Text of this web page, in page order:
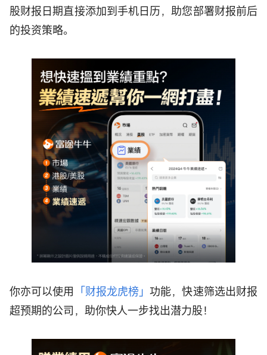
股财报日期直接添加到手机日历，助您部署财报前后
的投资策略。
你亦可以使用 「财报龙虎榜」功能，快速筛选出财报
超预期的公司，助你快人一步找出潜力股！